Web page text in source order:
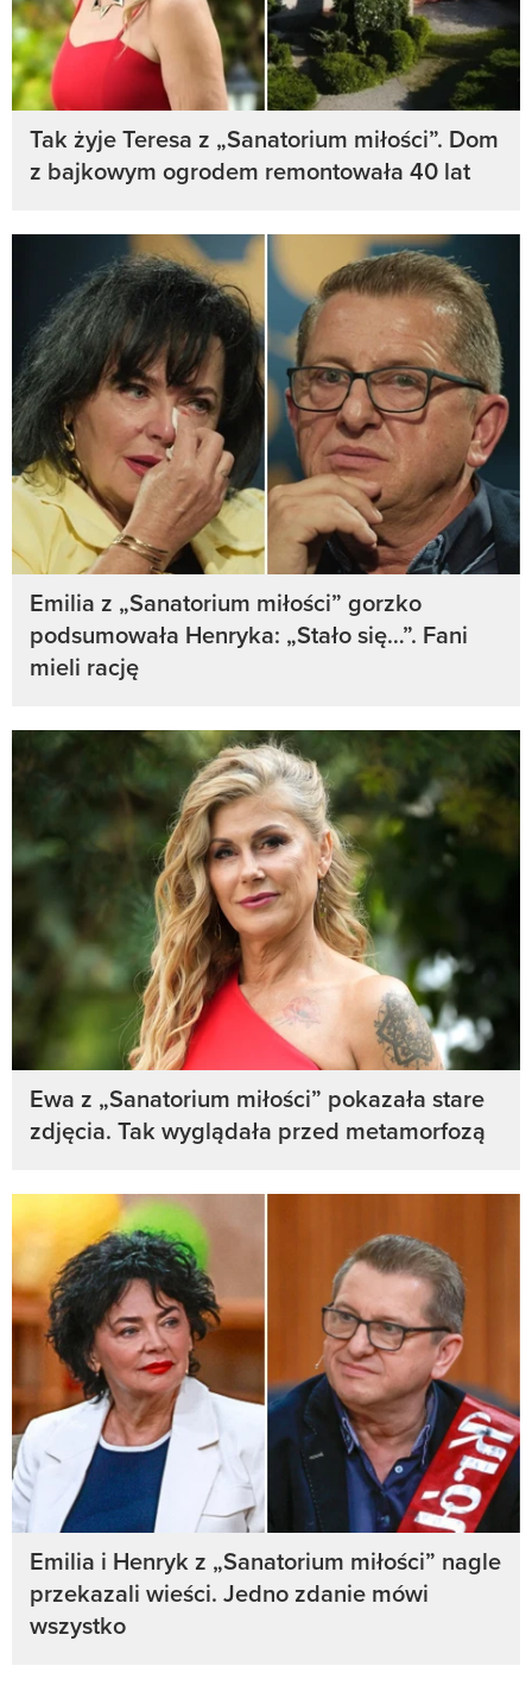
Tak żyje Teresa z „Sanatorium miłości”. Dom
z bajkowym ogrodem remontowała 40 lat
Emilia z „Sanatorium miłości” gorzko
podsumowała Henryka: „Stało się…”. Fani
mieli rację
Ewa z „Sanatorium miłości” pokazała stare
zdjęcia. Tak wyglądała przed metamorfozą
Emilia i Henryk z „Sanatorium miłości” nagle
przekazali wieści. Jedno zdanie mówi
wszystko